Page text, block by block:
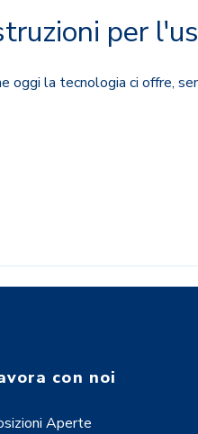
per
oggi la tecnologia ci offre,
con noi
Aperte